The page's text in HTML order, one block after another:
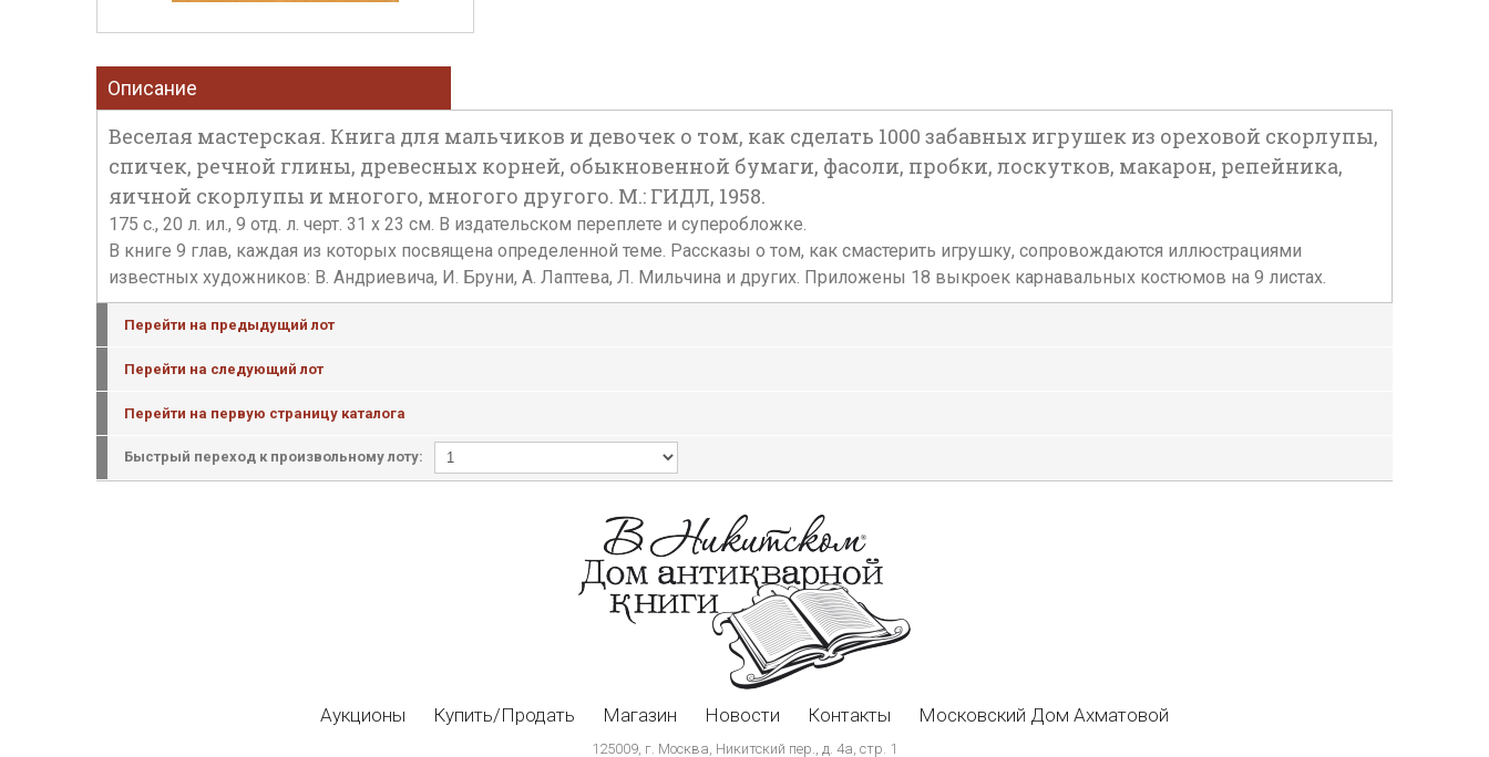
Описание
Веселая мастерская. Книга для мальчиков и девочек о том, как сделать 1000 забавных игрушек из ореховой скорлупы,
спичек, речной глины, древесных корней, обыкновенной бумаги, фасоли, пробки, лоскутков, макарон, репейника,
яичной скорлупы и многого, многого другого. М.: ГИДЛ, 1958.
175 c., 20 л. ил., 9 отд. л. черт. 31 х 23 см. В издательском переплете и суперобложке.
В книге 9 глав, каждая из которых посвящена определенной теме. Рассказы о том, как смастерить игрушку, сопровождаются иллюстрациями
известных художников: В. Андриевича, И. Бруни, А. Лаптева, Л. Мильчина и других. Приложены 18 выкроек карнавальных костюмов на 9 листах.
Перейти на предыдущий лот
Перейти на следующий лот
Перейти на первую страницу каталога
Быстрый переход к произвольному лоту:
Аукционы Купить/Продать Магазин Новости Контакты Московский Дом Ахматовой
125009, г. Москва, Никитский пер., д. 4а, стр. 1